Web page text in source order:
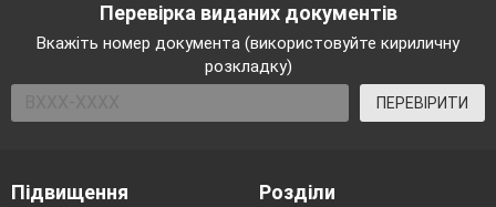
Перевірка виданих документів
Вкажіть номер документа (використовуйте кириличну
розкладку)
ПЕРЕВІРИТИ
Підвищення
Розділи